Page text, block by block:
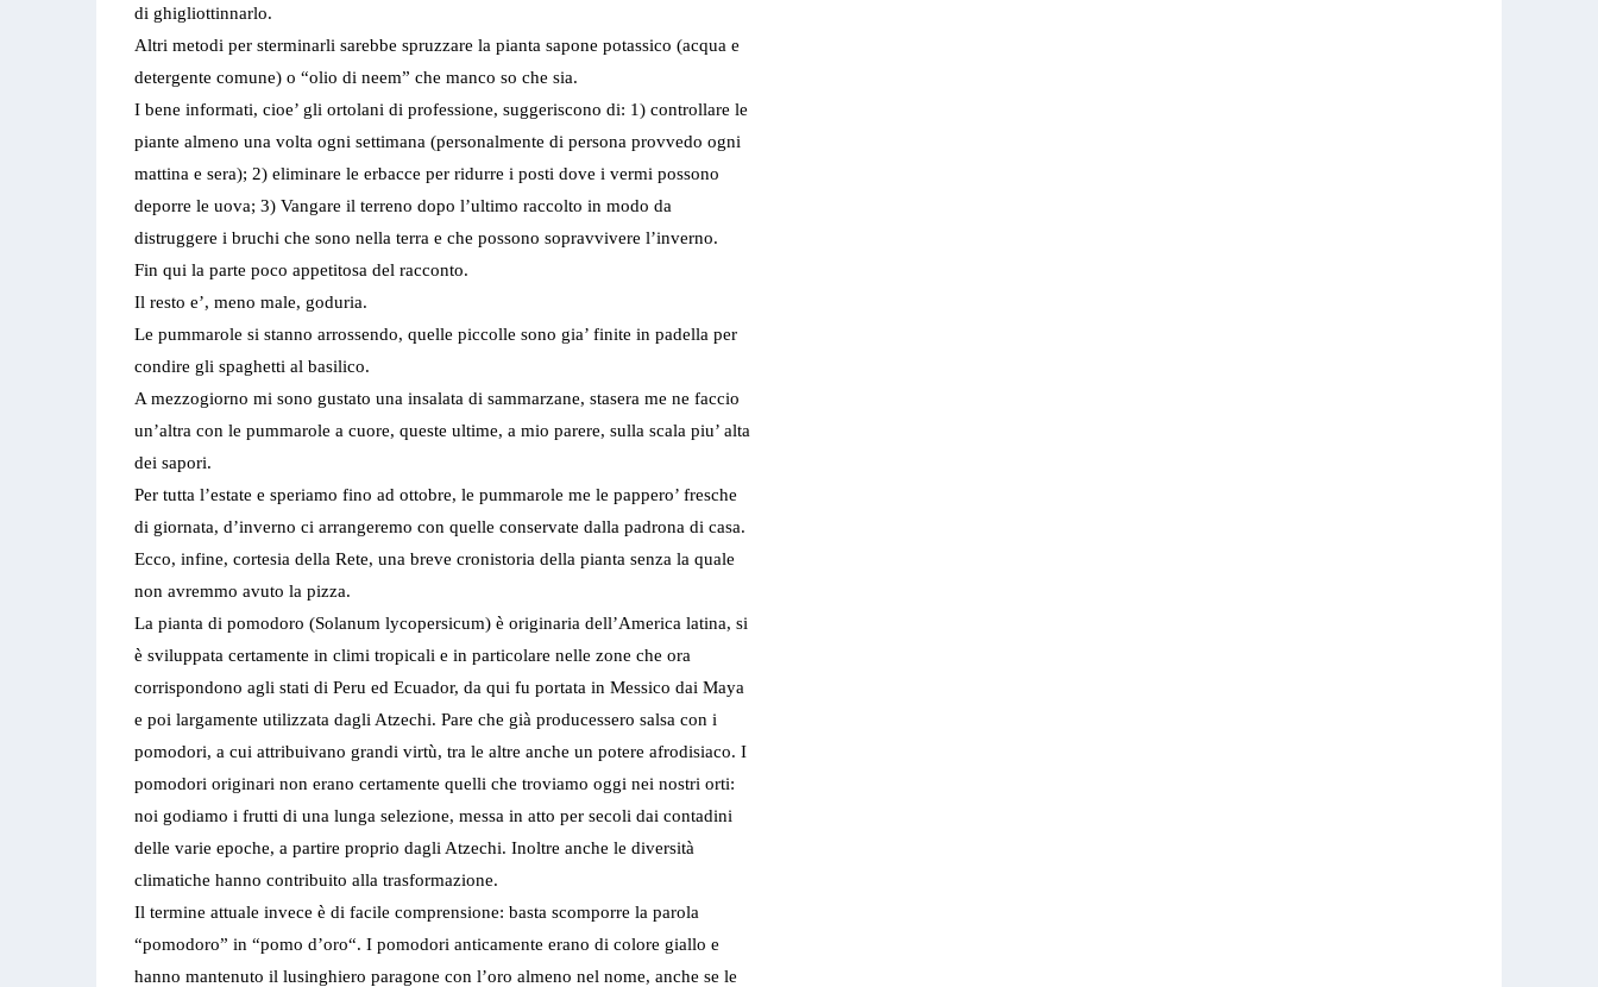
di ghigliottinnarlo.
Altri metodi per sterminarli sarebbe spruzzare la pianta sapone potassico (acqua e
detergente comune) o “olio di neem” che manco so che sia.
I bene informati, cioe’ gli ortolani di professione, suggeriscono di: 1) controllare le
piante almeno una volta ogni settimana (personalmente di persona provvedo ogni
mattina e sera); 2) eliminare le erbacce per ridurre i posti dove i vermi possono
deporre le uova; 3) Vangare il terreno dopo l’ultimo raccolto in modo da
distruggere i bruchi che sono nella terra e che possono sopravvivere l’inverno.
Fin qui la parte poco appetitosa del racconto.
Il resto e’, meno male, goduria.
Le pummarole si stanno arrossendo, quelle piccolle sono gia’ finite in padella per
condire gli spaghetti al basilico.
A mezzogiorno mi sono gustato una insalata di sammarzane, stasera me ne faccio
un’altra con le pummarole a cuore, queste ultime, a mio parere, sulla scala piu’ alta
dei sapori.
Per tutta l’estate e speriamo fino ad ottobre, le pummarole me le pappero’ fresche
di giornata, d’inverno ci arrangeremo con quelle conservate dalla padrona di casa.
Ecco, infine, cortesia della Rete, una breve cronistoria della pianta senza la quale
non avremmo avuto la pizza.
La pianta di pomodoro (Solanum lycopersicum) è originaria dell’America latina, si
è sviluppata certamente in climi tropicali e in particolare nelle zone che ora
corrispondono agli stati di Peru ed Ecuador, da qui fu portata in Messico dai Maya
e poi largamente utilizzata dagli Atzechi. Pare che già producessero salsa con i
pomodori, a cui attribuivano grandi virtù, tra le altre anche un potere afrodisiaco. I
pomodori originari non erano certamente quelli che troviamo oggi nei nostri orti:
noi godiamo i frutti di una lunga selezione, messa in atto per secoli dai contadini
delle varie epoche, a partire proprio dagli Atzechi. Inoltre anche le diversità
climatiche hanno contribuito alla trasformazione.
Il termine attuale invece è di facile comprensione: basta scomporre la parola
“pomodoro” in “pomo d’oro“. I pomodori anticamente erano di colore giallo e
hanno mantenuto il lusinghiero paragone con l’oro almeno nel nome, anche se le